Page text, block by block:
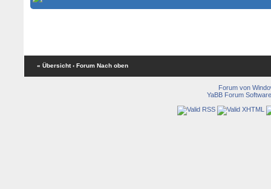
« Übersicht ‹ Forum Nach oben
Forum von
YaBB Forum Software